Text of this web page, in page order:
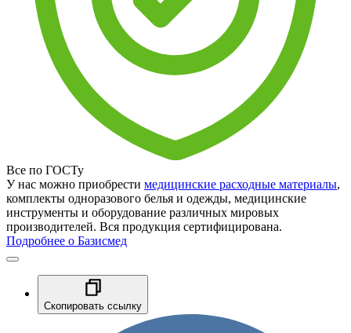
Все по ГОСТу
У нас можно приобрести медицинские расходные материалы,
комплекты одноразового белья и одежды, медицинские
инструменты и оборудование различных мировых
производителей. Вся продукция сертифицирована.
Подробнее о Базисмед
Скопировать ссылку